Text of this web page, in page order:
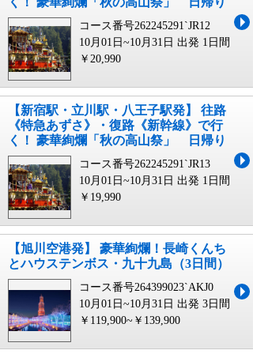
コース番号262245291`JR12
10月01日~10月31日 出発 1日間
￥20,990
【新宿駅・立川駅・八王子駅発】 往路
《特急あずさ》・復路《新幹線》で行
く！ 豪華絢爛「秋の高山祭」 日帰り
コース番号262245291`JR13
10月01日~10月31日 出発 1日間
￥19,990
【旭川空港発】 豪華絢爛！長崎くんち
とハウステンボス・九十九島（3日間）
コース番号264399023`AKJ0
10月01日~10月31日 出発 3日間
￥119,900~￥139,900